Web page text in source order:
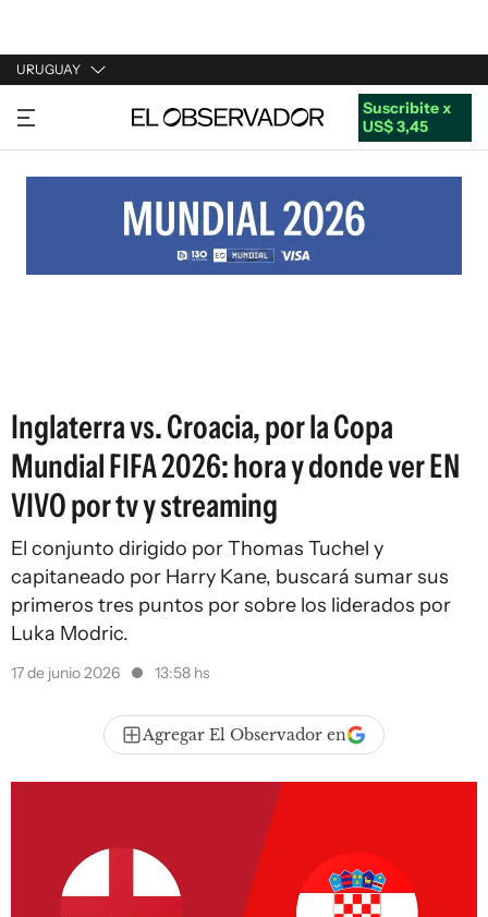
URUGUAY
URUGUAY
ARGENTINA
ESTADOS UNIDOS
Suscribite x
US$ 3,45
Inglaterra vs. Croacia, por la Copa
Mundial FIFA 2026: hora y donde ver EN
VIVO por tv y streaming
El conjunto dirigido por Thomas Tuchel y
capitaneado por Harry Kane, buscará sumar sus
primeros tres puntos por sobre los liderados por
Luka Modric.
17 de junio 2026 13:58 hs
Agregar El Observador en